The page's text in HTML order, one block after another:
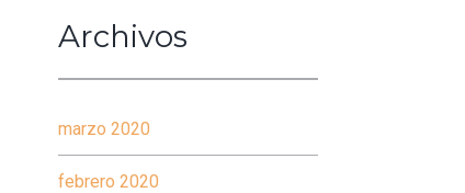
Archivos
marzo 2020
febrero 2020